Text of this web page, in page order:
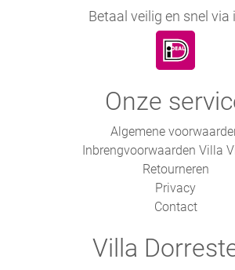
Betaal veilig en snel via
Onze
Algemene
Inbrengvoorwaarden Villa
Retourneren
Privacy
Contact
Villa